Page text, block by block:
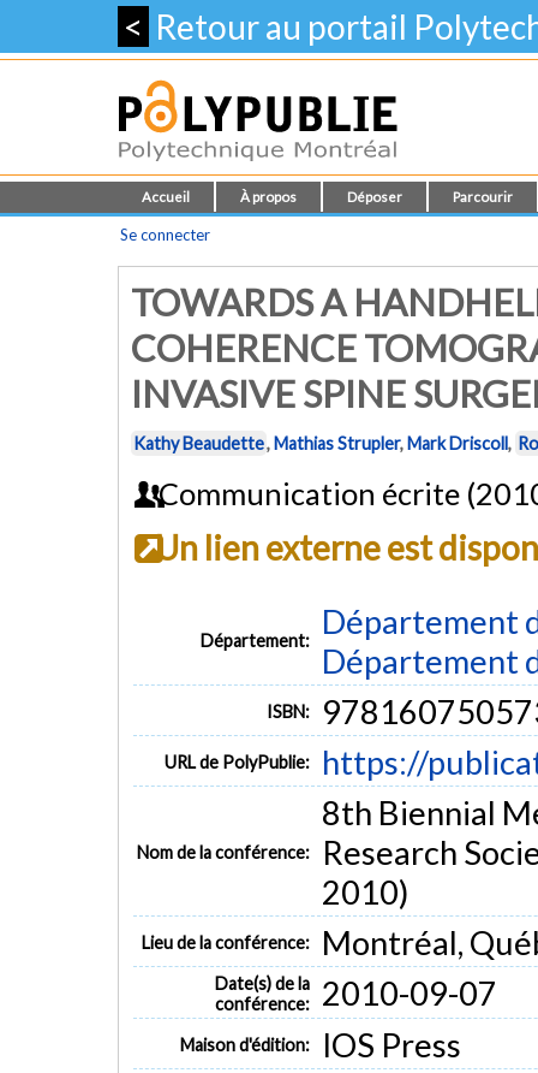
< Retour au portail
Accueil À propos Déposer Parcourir
Se connecter
TOWARDS A
COHERENCE
INVASIVE SPINE
Kathy Beaudette,Mathias Strupler,Mark Driscoll,
Communication écrite
Un lien externe est
Département:
Département
Département
ISBN:
URL de PolyPublie: https://
Nom de la conférence:
8th Biennial
Research
2010)
Lieu de la conférence: Montréal,
Date(s) de la
conférence:
2010-09-07
Maison d'édition: IOS Press